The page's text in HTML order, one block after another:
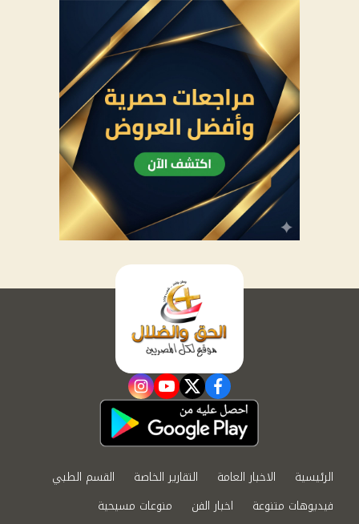
facebook
twitter
youtube
instagram
الرئيسية الاخبار العامة التقارير الخاصة
القسم الطبي
فيديوهات متنوعة
اخبار الفن منوعات مسيحية